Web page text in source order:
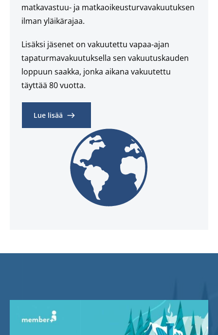
matkavastuu- ja matkaoikeusturvavakuutuksen
ilman yläikärajaa.
Lisäksi jäsenet on vakuutettu vapaa-ajan
tapaturmavakuutuksella sen vakuutuskauden
loppuun saakka, jonka aikana vakuutettu
täyttää 80 vuotta.
Lue lisää